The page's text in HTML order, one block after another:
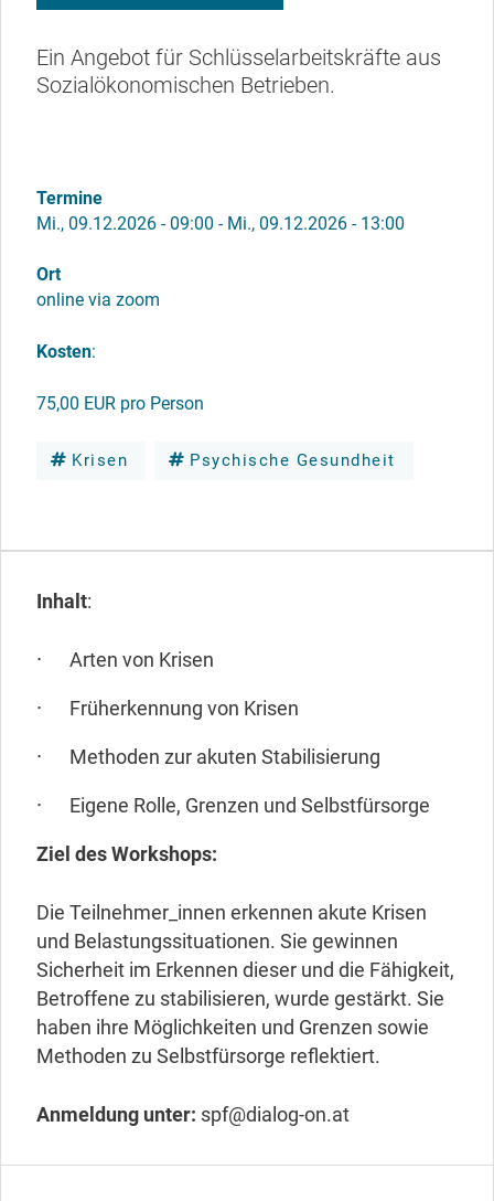
Ein Angebot für Schlüsselarbeitskräfte aus
Sozialökonomischen Betrieben.
Termine
Mi., 09.12.2026 - 09:00 - Mi., 09.12.2026 - 13:00
Ort
online via zoom
Kosten:
75,00 EUR pro Person
Krisen Psychische Gesundheit
Inhalt:
Arten von Krisen
Früherkennung von Krisen
Methoden zur akuten Stabilisierung
Eigene Rolle, Grenzen und Selbstfürsorge
Ziel des Workshops:
Die Teilnehmer_innen erkennen akute Krisen
und Belastungssituationen. Sie gewinnen
Sicherheit im Erkennen dieser und die Fähigkeit,
Betroffene zu stabilisieren, wurde gestärkt. Sie
haben ihre Möglichkeiten und Grenzen sowie
Methoden zu Selbstfürsorge reflektiert.
Anmeldung unter: spf@dialog-on.at